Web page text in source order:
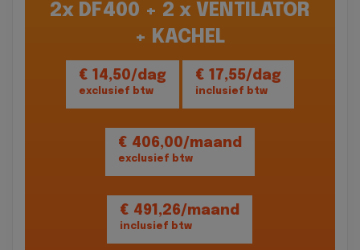
2x DF400 + 2 x VENTILATOR
+ KACHEL
€ 14,50/dag
exclusief btw
€ 17,55/dag
inclusief btw
€ 406,00/maand
exclusief btw
€ 491,26/maand
inclusief btw